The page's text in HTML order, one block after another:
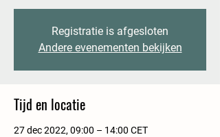
Registratie is afgesloten
Andere evenementen bekijken
Tijd en locatie
27 dec 2022, 09:00 – 14:00 CET